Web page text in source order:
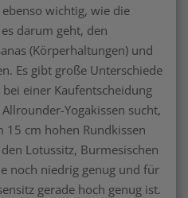
wichtig, wie die
darum geht, den
(Körperhaltungen) und
Es gibt große Unterschiede
einer Kaufentscheidung
Yogakissen sucht,
cm hohen Rundkissen
Lotussitz, Burmesischen
noch niedrig genug und für
gerade hoch genug ist.